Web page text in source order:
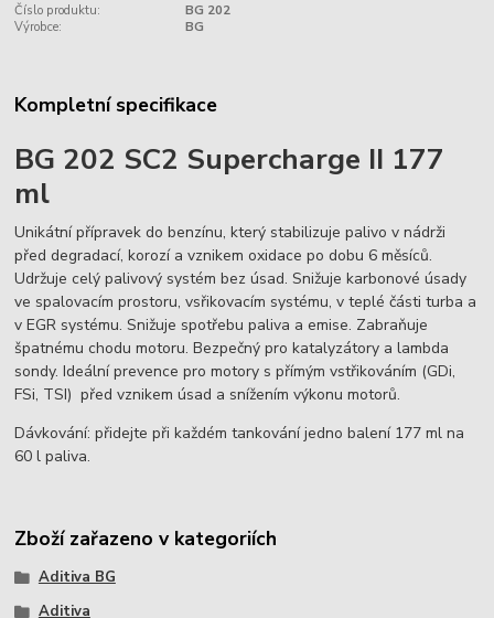
Číslo produktu:
BG 202
Výrobce:
BG
Kompletní specifikace
BG 202 SC2 Supercharge II 177
ml
Unikátní přípravek do benzínu, který stabilizuje palivo v nádrži
před degradací, korozí a vznikem oxidace po dobu 6 měsíců.
Udržuje celý palivový systém bez úsad. Snižuje karbonové úsady
ve spalovacím prostoru, vsřikovacím systému, v teplé části turba a
v EGR systému. Snižuje spotřebu paliva a emise. Zabraňuje
špatnému chodu motoru. Bezpečný pro katalyzátory a lambda
sondy. Ideální prevence pro motory s přímým vstřikováním (GDi,
FSi, TSI) před vznikem úsad a snížením výkonu motorů.
Dávkování: přidejte při každém tankování jedno balení 177 ml na
60 l paliva.
Zboží zařazeno v kategoriích
Aditiva BG
Aditiva